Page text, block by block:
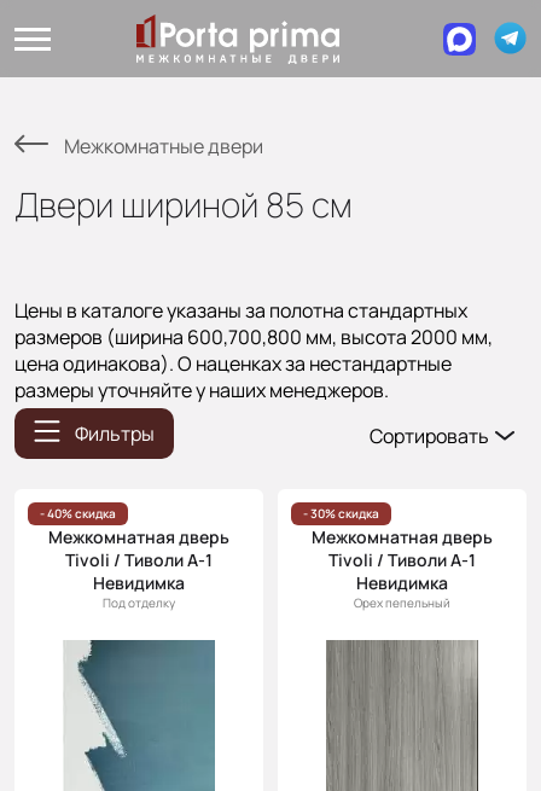
Межкомнатные двери
Двери шириной 85 см
Цены в каталоге указаны за полотна стандартных
размеров (ширина 600,700,800 мм, высота 2000 мм,
цена одинакова). О наценках за нестандартные
размеры уточняйте у наших менеджеров.
Фильтры
Сортировать
Цена
(возр.)
Цена (убыв.)
Cначала
новинки
Cначала
скидки
- 40% скидка
Межкомнатная дверь
Tivoli / Тиволи А-1
Невидимка
Под отделку
- 30% скидка
Межкомнатная дверь
Tivoli / Тиволи А-1
Невидимка
Орех пепельный